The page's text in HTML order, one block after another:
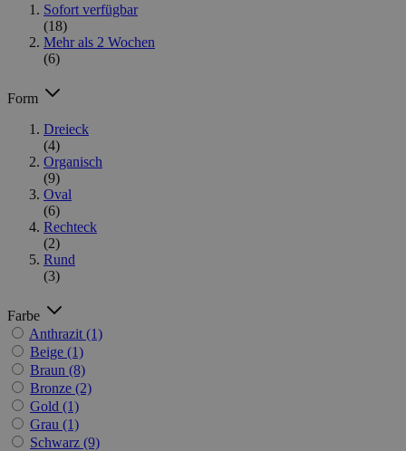
Sofort verfügbar
(18)
Mehr als 2 Wochen
(6)
Form
Dreieck
(4)
Organisch
(9)
Oval
(6)
Rechteck
(2)
Rund
(3)
Farbe
Anthrazit (1)
Beige (1)
Braun (8)
Bronze (2)
Gold (1)
Grau (1)
Schwarz (9)